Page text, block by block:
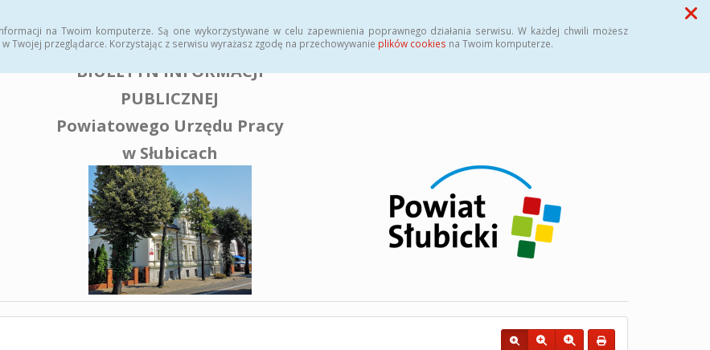
na Twoim komputerze. Są one wykorzystywane w celu zapewnienia poprawnego działania serwisu. W każdej chwili możesz
Twojej przeglądarce. Korzystając z serwisu wyrażasz zgodę na przechowywanie plików cookies na Twoim komputerze.
Przycisk wyszukaj duży
BIULETYN INFORMACJI
PUBLICZNEJ
Powiatowego Urzędu Pracy
w Słubicach